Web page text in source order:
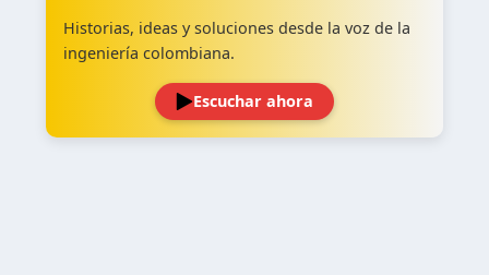
Historias, ideas y soluciones desde la voz de la
ingeniería colombiana.
Escuchar ahora